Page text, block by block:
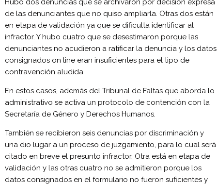
Hubo dos denuncias que se archivaron por decisión expresa
de las denunciantes que no quiso ampliarla. Otras dos están
en etapa de validación ya que se dificulta identificar al
infractor. Y hubo cuatro que se desestimaron porque las
denunciantes no acudieron a ratificar la denuncia y los datos
consignados on line eran insuficientes para el tipo de
contravención aludida.
En estos casos, además del Tribunal de Faltas que aborda lo
administrativo se activa un protocolo de contención con la
Secretaría de Género y Derechos Humanos.
También se recibieron seis denuncias por discriminación y
una dio lugar a un proceso de juzgamiento, para lo cual será
citado en breve el presunto infractor. Otra está en etapa de
validación y las otras cuatro no se admitieron porque los
datos consignados en el formulario no fueron suficientes y